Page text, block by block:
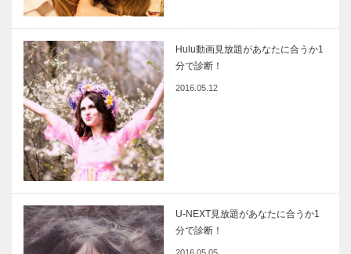
Hulu動画見放題があなたに合うか1
分で診断！
2016.05.12
U-NEXT見放題があなたに合うか1
分で診断！
2016.05.05